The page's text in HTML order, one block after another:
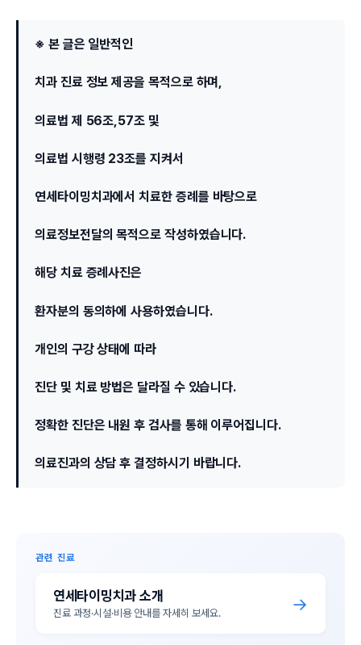
※ 본 글은 일반적인
치과 진료 정보 제공을 목적으로 하며,
의료법 제 56조,57조 및
의료법 시행령 23조를 지켜서
연세타이밍치과에서 치료한 증례를 바탕으로
의료정보전달의 목적으로 작성하였습니다.
해당 치료 증례사진은
환자분의 동의하에 사용하였습니다.
개인의 구강 상태에 따라
진단 및 치료 방법은 달라질 수 있습니다.
정확한 진단은 내원 후 검사를 통해 이루어집니다.
의료진과의 상담 후 결정하시기 바랍니다.
관련 진료
연세타이밍치과 소개
진료 과정·시설·비용 안내를 자세히 보세요. →